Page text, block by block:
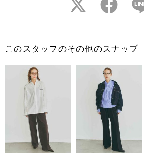
このスタッフのその他のスナップ